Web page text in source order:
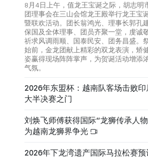
8月4日上午，值龙王宝诞之际，胡志明
团理事会在三山会馆龙王殿举行龙王宝
暨联欢活动。团长翁鸿光、理事长郭孔
保国及全体理事、团员齐聚一堂，虔诚
祈求风调雨顺、国泰民安、团务昌盛。
始前，金龙团献上精彩的双龙表演，矫
姿赢得现场阵阵掌声，为贺诞活动增添
气氛。
2026年东盟杯：越南队客场击败
大半决赛之门
刘焕飞师傅获得国际“龙狮传承人
为越南龙狮界争光
2026年下龙湾遗产国际马拉松赛预